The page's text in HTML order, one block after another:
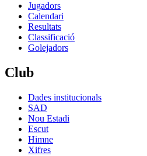
Jugadors
Calendari
Resultats
Classificació
Golejadors
Club
Dades institucionals
SAD
Nou Estadi
Escut
Himne
Xifres